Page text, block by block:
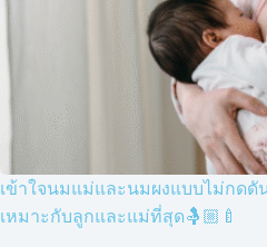
เข้าใจนมแม่และนมผงแบบไม่กดดั
เหมาะกับลูกและแม่ที่สุด🤱🏼🍼